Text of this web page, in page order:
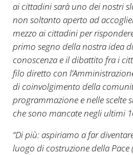
ai cittadini sarà uno dei nostri
non soltanto aperto ad
mezzo ai cittadini per
primo segno della nostra idea
conoscenza e il dibattito fra i
filo diretto con
di coinvolgimento della
programmazione e nelle scelte
che sono mancate negli ultimi
“Di più: aspiriamo a far
luogo di costruzione della Pace